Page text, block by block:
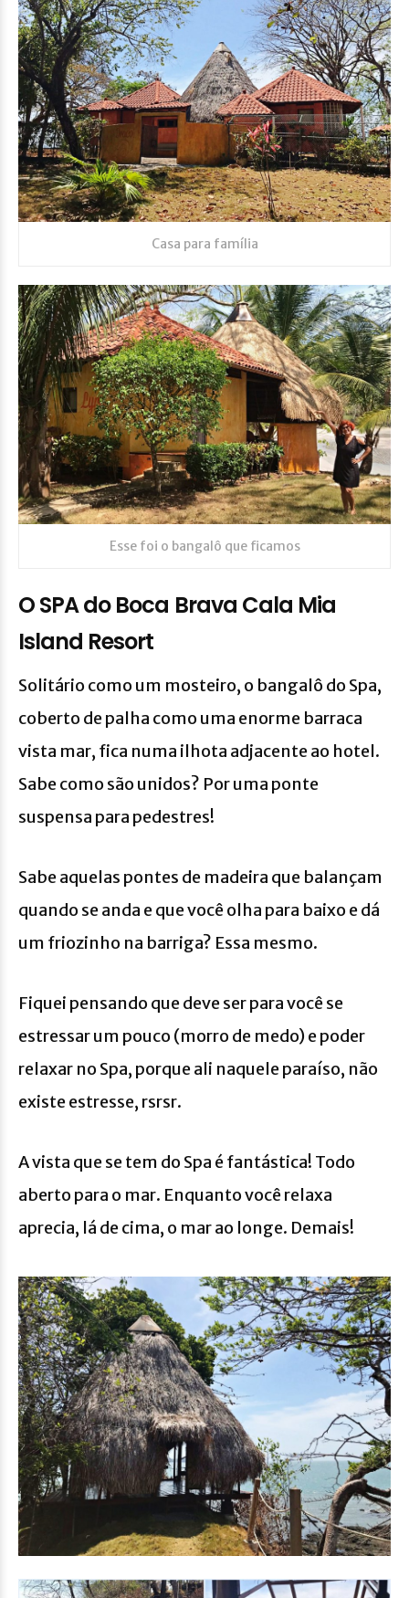
Casa para família
Esse foi o bangalô que ficamos
O SPA do Boca Brava Cala Mia
Island Resort
Solitário como um mosteiro, o bangalô do Spa,
coberto de palha como uma enorme barraca
vista mar, fica numa ilhota adjacente ao hotel.
Sabe como são unidos? Por uma ponte
suspensa para pedestres!
Sabe aquelas pontes de madeira que balançam
quando se anda e que você olha para baixo e dá
um friozinho na barriga? Essa mesmo.
Fiquei pensando que deve ser para você se
estressar um pouco (morro de medo) e poder
relaxar no Spa, porque ali naquele paraíso, não
existe estresse, rsrsr.
A vista que se tem do Spa é fantástica! Todo
aberto para o mar. Enquanto você relaxa
aprecia, lá de cima, o mar ao longe. Demais!